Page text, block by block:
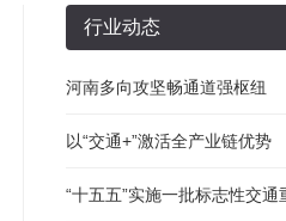
行业动态
河南多向攻坚畅通道强枢纽
以“交通+”激活全产业链优势
“十五五”实施一批标志性交通